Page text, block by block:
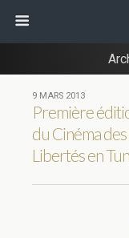
9 MARS 2013
Première
du Cinéma
Libertés en